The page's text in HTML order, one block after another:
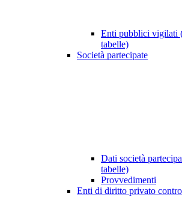
Enti pubblici vigilati
tabelle)
Società partecipate
Dati società
tabelle)
Provvedimenti
Enti di diritto privato